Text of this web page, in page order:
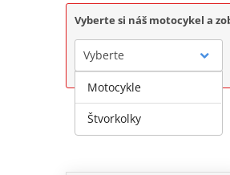
Vyberte si náš motocykel a
Vyberte
Motocykle
Štvorkolky